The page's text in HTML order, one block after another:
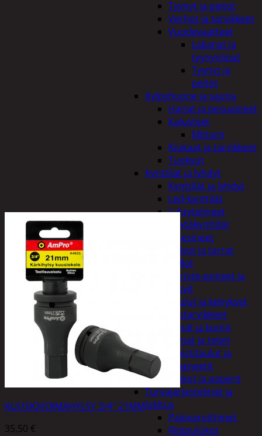
Tyynyt ja peitot
Verhot ja tarvikkeet
Vuodevaatteet
Lakanat ja
tyynynlinat
Tyynyt ja
peitot
Kylpyhuone ja sauna
Harjat ja pesuaineet
Kalusteet
Mittarit
Kiukaat ja tarvikkeet
Tuoksut
Kynttilät ja lyhdyt
Kynttilät ja lyhdyt
Led-kynttilät
Lyhtytelineet
Pöytäkynttilät
Sisustusesineet
Kalvot ja tarrat
Kellot
Koriste-esineet ja
kasvit
Taulut ja kehykset
Toimistotarvikkeet
Kynät ja kumit
Liimat ja teipit
Muistitaulut ja
magneetit
Vihkot ja paperit
Turvajärjestelmät ja
lukitus
Palovaroittimet
Riippulukot
KUUSIOVOIMAHYLSY 3/4″ 21MM
35,50 €